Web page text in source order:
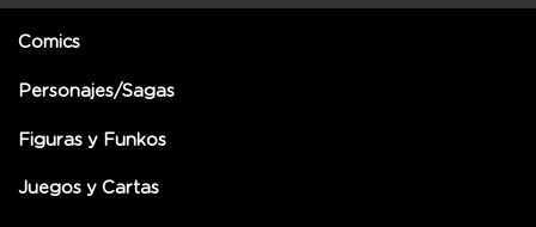
Comics
Personajes/Sagas
Figuras y Funkos
Juegos y Cartas